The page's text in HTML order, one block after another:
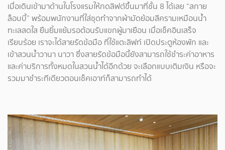
เมื่อเดินเข้ามาด้านในโรงแรมให้กดลิฟต์ขึ้นมาที่ชั้น 8 ได้เลย “สกาย
ล็อบบี้” พร้อมพนักงานที่ใส่ชุดทำจากผ้ามัดย้อมสีครามเหมือนน้ำ
ทะเลสดใส ยืนยิ้มแย้มรอต้อนรับแขกผู้มาเยือน เมื่อเช็คอินเสร็จ
เรียบร้อย เราจะได้สายรัดข้อมือ ที่ใช้แตะลิฟท์ เปิดประตูห้องพัก และ
เข้าสวนน้ำวานา นาวา ซึ่งสายรัดข้อมือนี้ยังสามารถใช้ชำระค่าอาหาร
และค่าบริการทั้งหมดในสวนน้ำได้อีกด้วย จะเลือกแบบเติมเงิน หรือจะ
รวมมาชำระทีเดียวตอนเช็คเอาท์ก็สามารถทำได้